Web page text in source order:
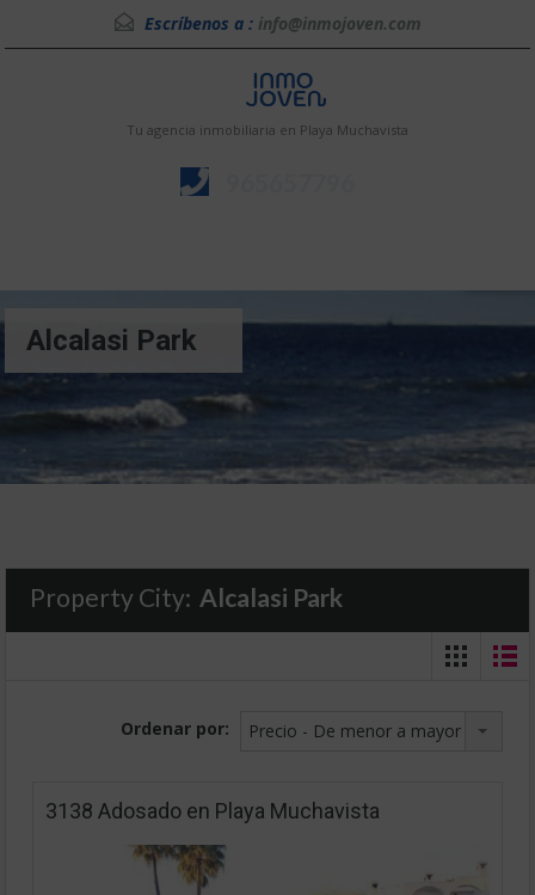
Escríbenos a : info@inmojoven.com
Tu agencia inmobiliaria en Playa Muchavista
Alcalasi Park
Property City: Alcalasi Park
Ordenar por: Precio - De menor a mayor
3138 Adosado en Playa Muchavista